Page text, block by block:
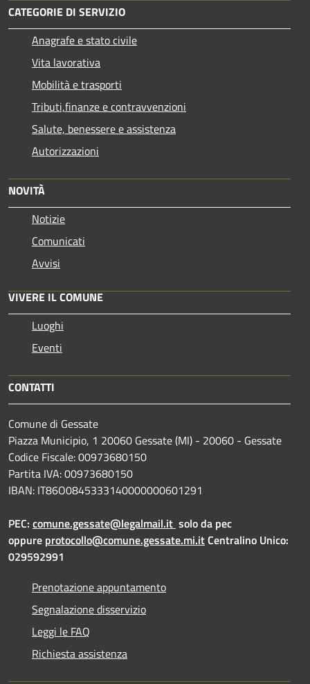
CATEGORIE DI SERVIZIO
Anagrafe e stato civile
Vita lavorativa
Mobilità e trasporti
Tributi,finanze e contravvenzioni
Salute, benessere e assistenza
Autorizzazioni
NOVITÀ
Notizie
Comunicati
Avvisi
VIVERE IL COMUNE
Luoghi
Eventi
CONTATTI
Comune di Gessate
Piazza Municipio, 1 20060 Gessate (MI) - 20060 - Gessate
Codice Fiscale: 00973680150
Partita IVA: 00973680150
IBAN: IT86O0845333140000000601291
PEC: comune.gessate@legalmail.it solo da pec
oppure protocollo@comune.gessate.mi.itCentralino Unico:
029592991
Prenotazione appuntamento
Segnalazione disservizio
Leggi le FAQ
Richiesta assistenza